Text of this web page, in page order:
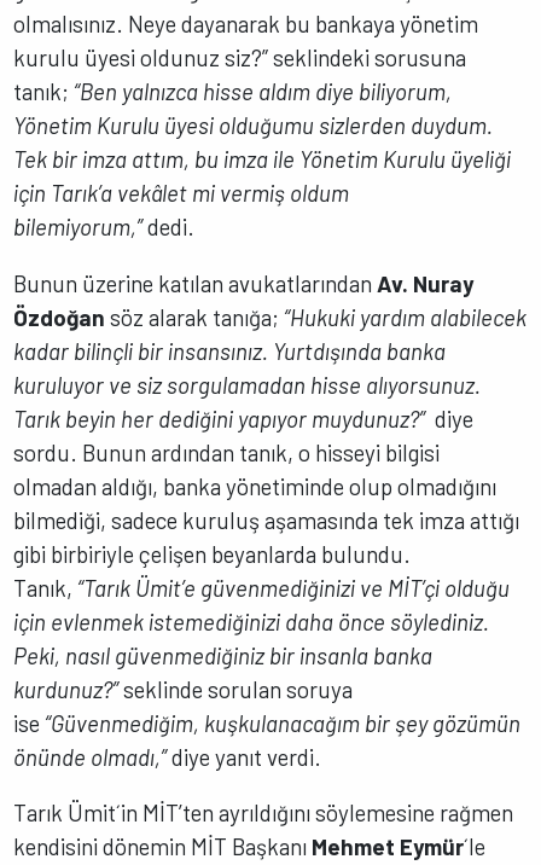
olmalısınız. Neye dayanarak bu bankaya yönetim
kurulu üyesi oldunuz siz?” seklindeki sorusuna
tanık; “Ben yalnızca hisse aldım diye biliyorum,
Yönetim Kurulu üyesi olduğumu sizlerden duydum.
Tek bir imza attım, bu imza ile Yönetim Kurulu üyeliği
için Tarık’a vekâlet mi vermiş oldum
bilemiyorum,”dedi.
Bunun üzerine katılan avukatlarından Av. Nuray
Özdoğan söz alarak tanığa; “Hukuki yardım alabilecek
kadar bilinçli bir insansınız. Yurtdışında banka
kuruluyor ve siz sorgulamadan hisse alıyorsunuz.
Tarık beyin her dediğini yapıyor muydunuz?”diye
sordu. Bunun ardından tanık, o hisseyi bilgisi
olmadan aldığı, banka yönetiminde olup olmadığını
bilmediği, sadece kuruluş aşamasında tek imza attığı
gibi birbiriyle çelişen beyanlarda bulundu.
Tanık, “Tarık Ümit’e güvenmediğinizi ve MİT’çi olduğu
için evlenmek istemediğinizi daha önce söylediniz.
Peki, nasıl güvenmediğiniz bir insanla banka
kurdunuz?”seklinde sorulan soruya
ise “Güvenmediğim, kuşkulanacağım bir şey gözümün
önünde olmadı,”diye yanıt verdi.
Tarık Ümit´in MİT’ten ayrıldığını söylemesine rağmen
kendisini dönemin MİT Başkanı Mehmet Eymür´le